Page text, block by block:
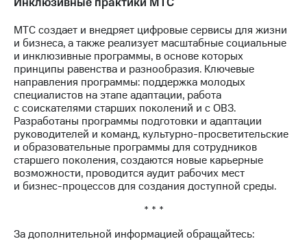
облигаций
Другое
Регистратор
Реквизиты
Контакты
развитие
деловая этика
На главную
МТС создает и внедряет цифровые сервисы для жизни
и бизнеса, а также реализует масштабные социальные
и инклюзивные программы, в основе которых
принципы равенства и разнообразия. Ключевые
направления программы: поддержка молодых
специалистов на этапе адаптации, работа
с соискателями старших поколений и с ОВЗ.
Разработаны программы подготовки и адаптации
руководителей и команд, культурно-просветительские
и образовательные программы для сотрудников
старшего поколения, создаются новые карьерные
возможности, проводится аудит рабочих мест
и бизнес-процессов для создания доступной среды.
* * *
За дополнительной информацией обращайтесь: